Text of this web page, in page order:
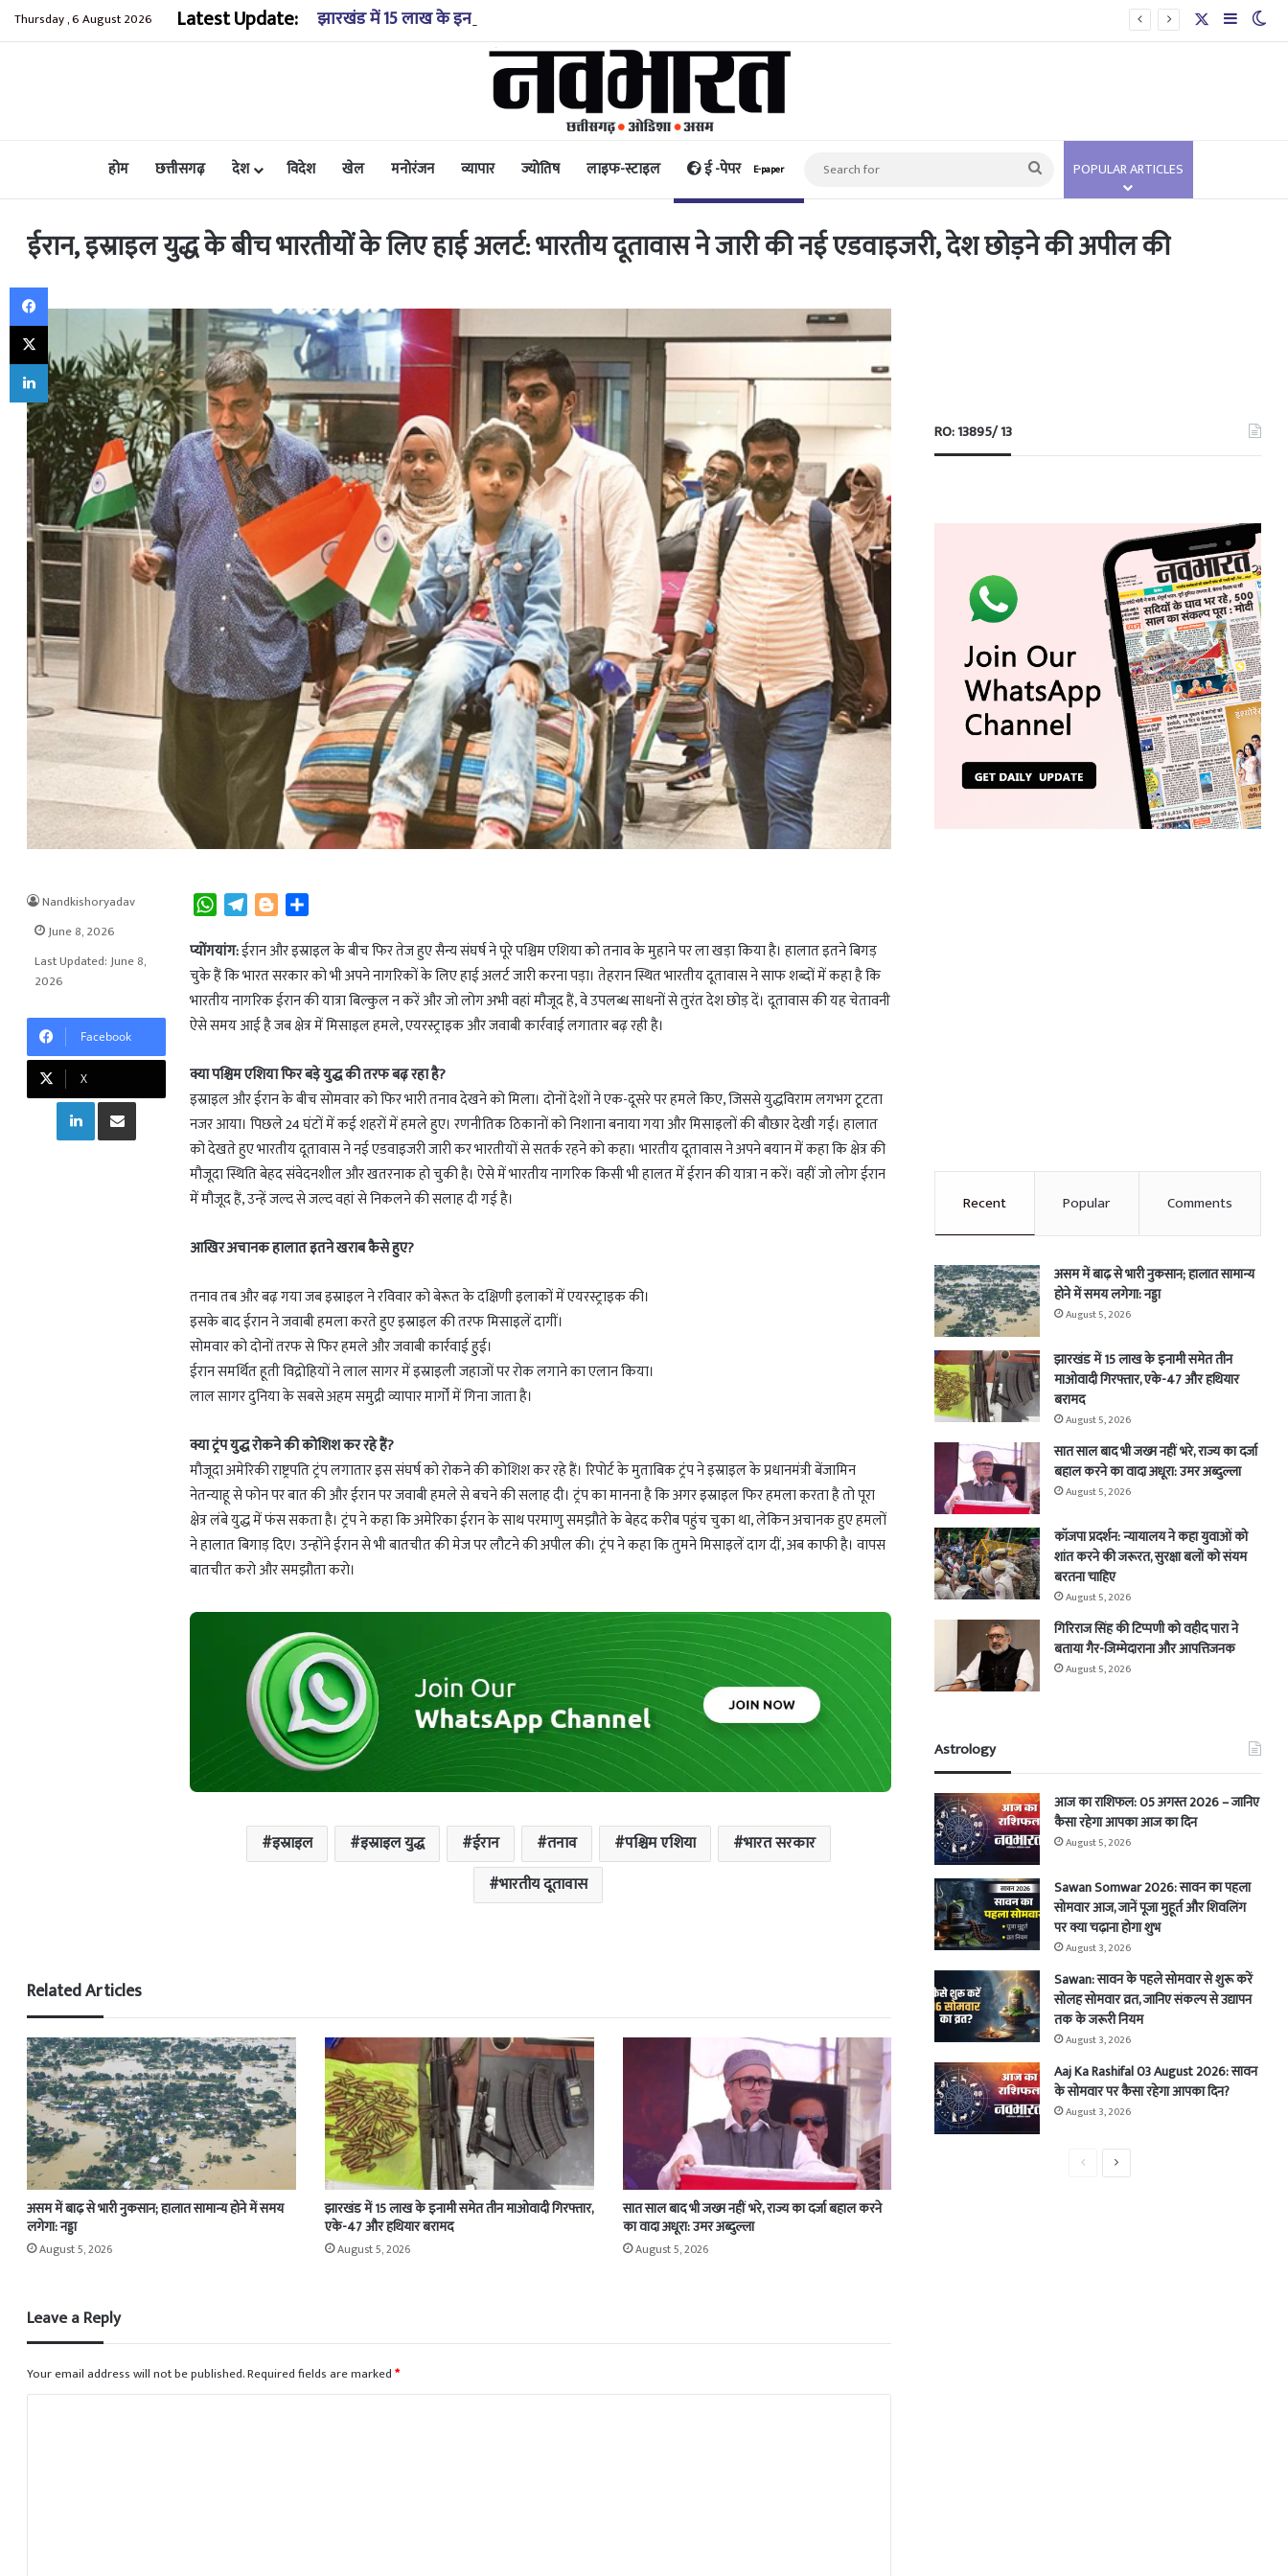
Thursday , 6 August 2026 Latest Update: झारखंड में 15 लाख के इनामी समेत तीन माओवादी गिरफ्तार, एके-47 और हथियार बरामद Sidebar
होम छत्तीसगढ़ देश विदेश खेल मनोरंजन व्यापार ज्योतिष लाइफ-स्टाइल ई -पेपर E-paper
Search
for
POPULAR ARTICLES
ईरान, इस्राइल युद्ध के बीच भारतीयों के लिए हाई अलर्ट: भारतीय दूतावास ने जारी की नई एडवाइजरी, देश छोड़ने की अपील की
W
a
t
s
A
p
T
l
e
g
r
m
B
o
g
g
e
a
r
e
प्योंगयांग:ईरान और इस्राइल के बीच फिर तेज हुए सैन्य संघर्ष ने पूरे पश्चिम एशिया को तनाव के मुहाने पर ला खड़ा किया है। हालात इतने बिगड़
चुके हैं कि भारत सरकार को भी अपने नागरिकों के लिए हाई अलर्ट जारी करना पड़ा। तेहरान स्थित भारतीय दूतावास ने साफ शब्दों में कहा है कि
भारतीय नागरिक ईरान की यात्रा बिल्कुल न करें और जो लोग अभी वहां मौजूद हैं, वे उपलब्ध साधनों से तुरंत देश छोड़ दें। दूतावास की यह चेतावनी
ऐसे समय आई है जब क्षेत्र में मिसाइल हमले, एयरस्ट्राइक और जवाबी कार्रवाई लगातार बढ़ रही है।
क्या पश्चिम एशिया फिर बड़े युद्ध की तरफ बढ़ रहा है?
इस्राइल और ईरान के बीच सोमवार को फिर भारी तनाव देखने को मिला। दोनों देशों ने एक-दूसरे पर हमले किए, जिससे युद्धविराम लगभग टूटता
नजर आया। पिछले 24 घंटों में कई शहरों में हमले हुए। रणनीतिक ठिकानों को निशाना बनाया गया और मिसाइलों की बौछार देखी गई। हालात
को देखते हुए भारतीय दूतावास ने नई एडवाइजरी जारी कर भारतीयों से सतर्क रहने को कहा। भारतीय दूतावास ने अपने बयान में कहा कि क्षेत्र की
मौजूदा स्थिति बेहद संवेदनशील और खतरनाक हो चुकी है। ऐसे में भारतीय नागरिक किसी भी हालत में ईरान की यात्रा न करें। वहीं जो लोग ईरान
में मौजूद हैं, उन्हें जल्द से जल्द वहां से निकलने की सलाह दी गई है।
आखिर अचानक हालात इतने खराब कैसे हुए?
तनाव तब और बढ़ गया जब इस्राइल ने रविवार को बेरूत के दक्षिणी इलाकों में एयरस्ट्राइक की।
इसके बाद ईरान ने जवाबी हमला करते हुए इस्राइल की तरफ मिसाइलें दागीं।
सोमवार को दोनों तरफ से फिर हमले और जवाबी कार्रवाई हुई।
ईरान समर्थित हूती विद्रोहियों ने लाल सागर में इस्राइली जहाजों पर रोक लगाने का एलान किया।
लाल सागर दुनिया के सबसे अहम समुद्री व्यापार मार्गों में गिना जाता है।
क्या ट्रंप युद्ध रोकने की कोशिश कर रहे हैं?
मौजूदा अमेरिकी राष्ट्रपति ट्रंप लगातार इस संघर्ष को रोकने की कोशिश कर रहे हैं। रिपोर्ट के मुताबिक ट्रंप ने इस्राइल के प्रधानमंत्री बेंजामिन
नेतन्याहू से फोन पर बात की और ईरान पर जवाबी हमले से बचने की सलाह दी। ट्रंप का मानना है कि अगर इस्राइल फिर हमला करता है तो पूरा
क्षेत्र लंबे युद्ध में फंस सकता है। ट्रंप ने कहा कि अमेरिका ईरान के साथ परमाणु समझौते के बेहद करीब पहुंच चुका था, लेकिन अचानक हुए हमलों
ने हालात बिगाड़ दिए। उन्होंने ईरान से भी बातचीत की मेज पर लौटने की अपील की। ट्रंप ने कहा कि तुमने मिसाइलें दाग दीं, अब काफी है। वापस
बातचीत करो और समझौता करो।
इस्राइल इस्राइल युद्ध ईरान तनाव पश्चिम एशिया
भारत सरकार
भारतीय दूतावास
Nandkishoryadav
June 8, 2026
Last Updated: June 8,
2026
Facebook
X
LinkedInShare via Email
Related Articles
असम में बाढ़ से भारी नुकसान; हालात सामान्य होने में समय
लगेगा: नड्डा
August 5, 2026
झारखंड में 15 लाख के इनामी समेत तीन माओवादी गिरफ्तार,
एके-47 और हथियार बरामद
August 5, 2026
सात साल बाद भी जख्म नहीं भरे, राज्य का दर्जा बहाल करने
का वादा अधूरा: उमर अब्दुल्ला
August 5, 2026
Leave a Reply
Your email address will not be published.Required fields are marked*
RO: 13895/ 13
Recent Popular Comments
असम में बाढ़ से भारी नुकसान; हालात सामान्य
होने में समय लगेगा: नड्डा
August 5, 2026
झारखंड में 15 लाख के इनामी समेत तीन
माओवादी गिरफ्तार, एके-47 और हथियार
बरामद
August 5, 2026
सात साल बाद भी जख्म नहीं भरे, राज्य का दर्जा
बहाल करने का वादा अधूरा: उमर अब्दुल्ला
August 5, 2026
कॉजपा प्रदर्शन: न्यायालय ने कहा युवाओं को
शांत करने की जरूरत, सुरक्षा बलों को संयम
बरतना चाहिए
August 5, 2026
गिरिराज सिंह की टिप्पणी को वहीद पारा ने
बताया गैर-जिम्मेदाराना और आपत्तिजनक
August 5, 2026
Astrology
आज का राशिफल: 05 अगस्त 2026 – जानिए
कैसा रहेगा आपका आज का दिन
August 5, 2026
Sawan Somwar 2026: सावन का पहला
सोमवार आज, जानें पूजा मुहूर्त और शिवलिंग
पर क्या चढ़ाना होगा शुभ
August 3, 2026
Sawan: सावन के पहले सोमवार से शुरू करें
सोलह सोमवार व्रत, जानिए संकल्प से उद्यापन
तक के जरूरी नियम
August 3, 2026
Aaj Ka Rashifal 03 August 2026: सावन
के सोमवार पर कैसा रहेगा आपका दिन?
August 3, 2026
PreviousNext
Facebook
X
LinkedIn